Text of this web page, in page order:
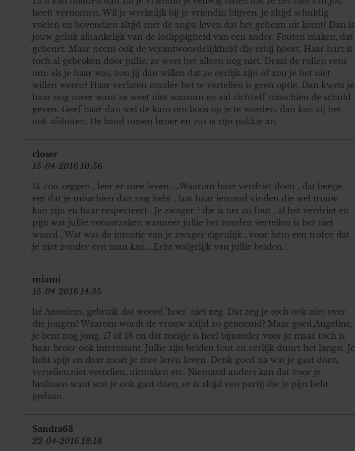
heeft vernomen. Wil je werkelijk bij je vriendin blijven, je altijd schuldig
voelen en bovendien altijd met de angst leven dat het geheim uit komt? Dan is
jouw geluk afhankelijk van de loslippigheid van een ander. Fouten maken, dat
gebeurt. Maar neem ook de verantwoordelijkheid die erbij hoort. Haar hart is
toch al gebroken door jullie, ze weet het alleen nog niet. Draai de rollen eens
om: als je haar was, zou jij dan willen dat ze eerlijk zijn of zou je het niet
willen weten? Haar verlaten zonder het te vertellen is geen optie. Dan kwets je
haar nog meer want ze weet niet waarom en zal zichzelf misschien de schuld
geven. Geef haar dan wel de kans om boos op je te worden, dan kan zij het
ook afsluiten. De band tussen broer en zus is zijn pakkie an.
closer
15-04-2016 10:56
Ik zou zeggen , leer er mee leven ....Waarom haar verdriet doen , dat beetje
eer dat je misschien dan nog hebt , laat haar iemand vinden die wel trouw
kan zijn en haar respecteert . Je zwager ? die is net zo fout , al het verdriet en
pijn wat jullie veroorzaken wanneer jullie het zouden vertellen is het niet
waard , Wat was de intentie van je zwager eigenlijk , voor hem een trofee dat
je niet zonder een man kan....Echt walgelijk van jullie beiden...
miami
15-04-2016 14:35
hé Anoniem, gebruik dat woord 'hoer' niet zeg. Dat zeg je toch ook niet over
die jongen? Waarom wordt de vrouw altijd zo genoemd? Maar goed,Angeline,
je bent nog jong, 17 of 18 en dat meisje is heel bijzonder voor je maar toch is
haar broer ook interessant. Jullie zijn beiden fout en eerlijk duurt het langst. Je
hebt spijt en daar moet je mee leren leven. Denk goed na wat je gaat doen,
vertellen,niet vertellen, uitmaken etc. Niemand anders kan dat voor je
beslissen want wat je ook gaat doen, er is altijd een partij die je pijn hebt
gedaan.
Sandra63
22-04-2016 18:18